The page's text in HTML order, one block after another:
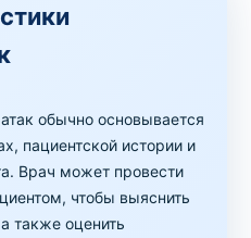
обычно основывается
пациентской истории и
Врач может провести
чтобы выяснить
также оценить